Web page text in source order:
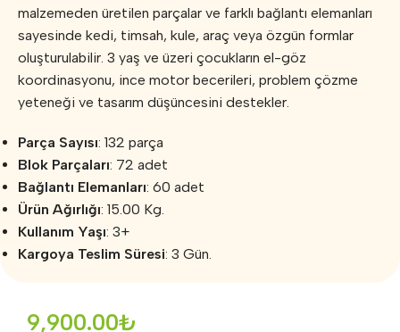
malzemeden üretilen parçalar ve farklı bağlantı elemanları
sayesinde kedi, timsah, kule, araç veya özgün formlar
oluşturulabilir. 3 yaş ve üzeri çocukların el-göz
koordinasyonu, ince motor becerileri, problem çözme
yeteneği ve tasarım düşüncesini destekler.
Parça Sayısı: 132 parça
Blok Parçaları: 72 adet
Bağlantı Elemanları: 60 adet
Ürün Ağırlığı: 15.00 Kg.
Kullanım Yaşı: 3+
Kargoya Teslim Süresi: 3 Gün.
9,900.00₺